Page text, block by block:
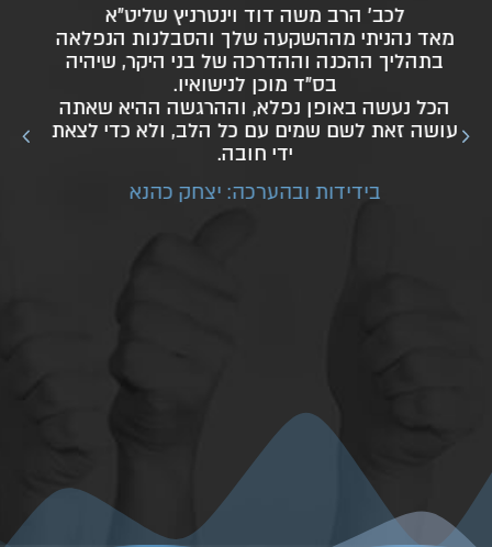
לכב' המדריך שליט"א
בהזדמנות זו רציתי להודות למדריך הדגול על
ההדרכה המיוחדת שקיבלתי בכל המישורים: הן
במישור הרוחני והן בחלק ההדרכה לשלמות הבית.
כל הדברים הנחוצים לידיעה בבניית הבית היהודי על
כל פרטיו ודקדוקיו. כל זאת בטוב טעם ובהסברה
נפלאה מכל הלב. זאת לצד הטיפים המיוחדים